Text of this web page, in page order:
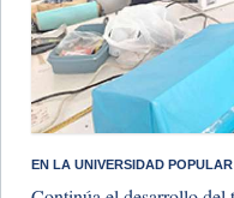
​EN LA UNIVERSIDAD POPULAR